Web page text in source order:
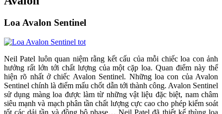
Loa Avalon Sentinel
Neil Patel luôn quan niệm rằng kết cấu của mỗi chiếc loa con ảnh
hưởng rất lớn tới chất lượng của một cặp loa. Quan điểm này thể
hiện rõ nhất ở chiếc Avalon Sentinel. Những loa con của Avalon
Sentinel chính là điểm mấu chốt dẫn tới thành công. Avalon Sentinel
sử dụng màng loa được làm từ những vật liệu đặc biệt, nam châm
siêu mạnh và mạch phân tần chất lượng cực cao cho phép kiểm soát
tốt các dải tần và đồng bộ phase… Neil Patel đã thiết kế thùng loa